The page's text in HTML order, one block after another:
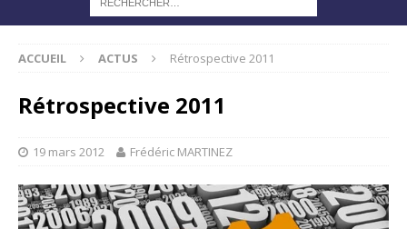
ACCUEIL ACTUS Rétrospective 2011
Rétrospective 2011
19 mars 2012 Frédéric MARTINEZ